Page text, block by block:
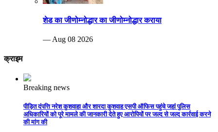
शेड का जीणोम्नोद्धार का जीणोम्नोद्धार कराया
— Aug 08 2026
क्राइम
Breaking news
पीड़ित दंपत्ति नरेश कुशवाहा और शारदा कुशवाह एसपी ऑफिस पहुंचे जहां पुलिस
अधिकारियों को पूरे मामले की जानकारी देते हुए आरोपियों पर जल्द से जल्द कार्रवाई करने
की मांग की